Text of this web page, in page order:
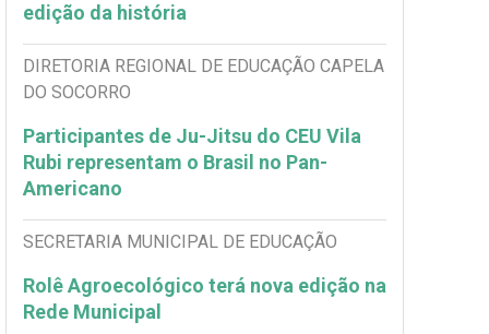
edição da história
DIRETORIA REGIONAL DE EDUCAÇÃO CAPELA
DO SOCORRO
Participantes de Ju-Jitsu do CEU Vila
Rubi representam o Brasil no Pan-
Americano
SECRETARIA MUNICIPAL DE EDUCAÇÃO
Rolê Agroecológico terá nova edição na
Rede Municipal